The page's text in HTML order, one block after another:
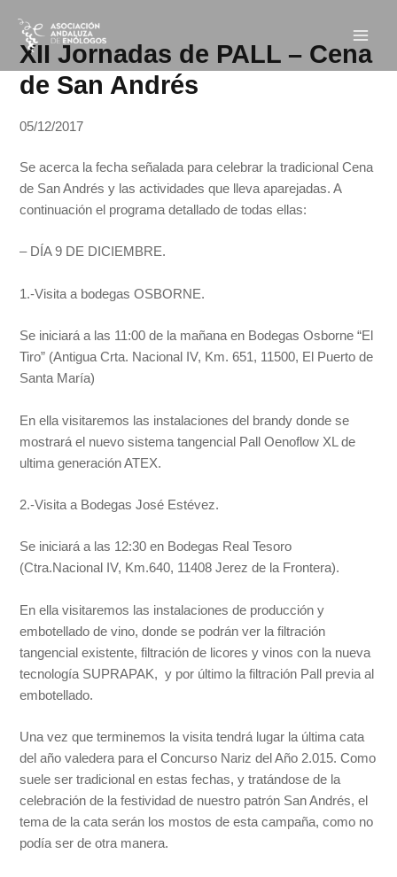
contenido
XII Jornadas de PALL – Cena
de San Andrés
05/12/2017
Se acerca la fecha señalada para celebrar la tradicional Cena
de San Andrés y las actividades que lleva aparejadas. A
continuación el programa detallado de todas ellas:
– DÍA 9 DE DICIEMBRE.
1.-Visita a bodegas OSBORNE.
Se iniciará a las 11:00 de la mañana en Bodegas Osborne “El
Tiro” (Antigua Crta. Nacional IV, Km. 651, 11500, El Puerto de
Santa María)
En ella visitaremos las instalaciones del brandy donde se
mostrará el nuevo sistema tangencial Pall Oenoflow XL de
ultima generación ATEX.
2.-Visita a Bodegas José Estévez.
Se iniciará a las 12:30 en Bodegas Real Tesoro
(Ctra.Nacional IV, Km.640, 11408 Jerez de la Frontera).
En ella visitaremos las instalaciones de producción y
embotellado de vino, donde se podrán ver la filtración
tangencial existente, filtración de licores y vinos con la nueva
tecnología SUPRAPAK, y por último la filtración Pall previa al
embotellado.
Una vez que terminemos la visita tendrá lugar la última cata
del año valedera para el Concurso Nariz del Año 2.015. Como
suele ser tradicional en estas fechas, y tratándose de la
celebración de la festividad de nuestro patrón San Andrés, el
tema de la cata serán los mostos de esta campaña, como no
podía ser de otra manera.
entradas